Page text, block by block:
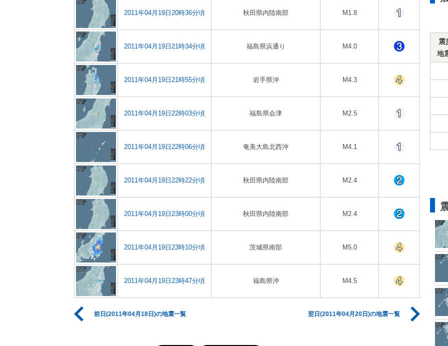
2011年04月19日20時36分頃 秋田県内陸南部 M1.8
2011年04月19日21時34分頃 福島県浜通り M4.0
2011年04月19日21時55分頃 岩手県沖 M4.3
2011年04月19日22時03分頃 福島県会津 M2.5
2011年04月19日22時06分頃 奄美大島北西沖 M4.1
2011年04月19日22時22分頃 秋田県内陸南部 M2.4
2011年04月19日23時00分頃 秋田県内陸南部 M2.4
2011年04月19日23時10分頃 茨城県南部 M5.0
2011年04月19日23時47分頃 福島県沖 M4.5
前日(2011年04月18日)の地震一覧 翌日(2011年04月20日)の地震一覧
震
地